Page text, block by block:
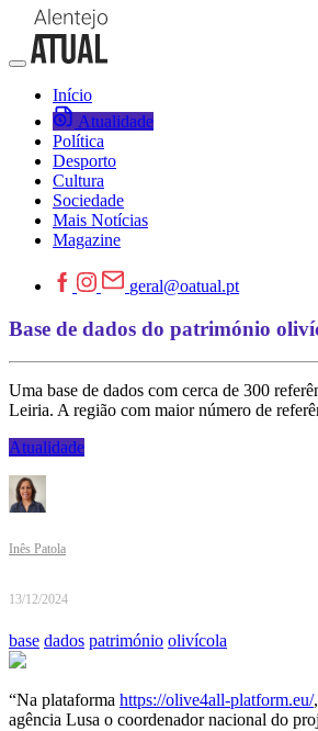
Início
Atualidade
Política
Desporto
Cultura
Sociedade
Mais Notícias
Magazine
geral@oatual.pt
Base de dados do património
Uma base de dados com cerca de 300
Leiria. A região com maior número de
Atualidade
Inês Patola
13/12/2024
base dados património olivícola
“Na plataforma https://olive4all-platform.eu/
agência Lusa o coordenador nacional do